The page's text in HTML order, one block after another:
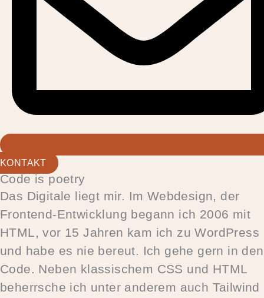
KONTAKT
Code is poetry
Das Digitale liegt mir. Im Webdesign, der
Frontend-Entwicklung begann ich 2006 mit
HTML, vor 15 Jahren kam ich zu WordPress
und habe es nie bereut. Ich gehe gern in den
Code. Neben klassischem CSS und HTML
beherrsche ich unter anderem auch Tailwind